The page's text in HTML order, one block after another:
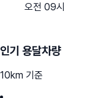
오전 09시
인기 용달차량
10km 기준